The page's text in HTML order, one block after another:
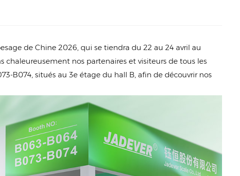
de Chine 2026, qui se tiendra du 22 au 24 avril au
nos partenaires et visiteurs de tous les
B074, situés au 3e étage du hall B, afin de découvrir nos